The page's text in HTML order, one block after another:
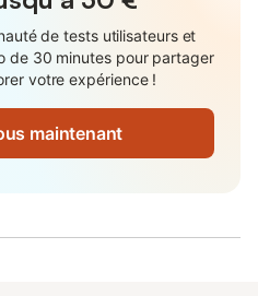
de tests utilisateurs et
de 30 minutes pour partager
votre expérience !
maintenant